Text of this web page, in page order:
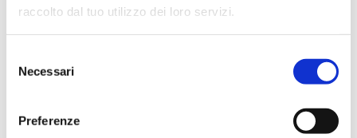
raccolto dal tuo utilizzo dei loro servizi.
delNecessari
Preferenze
In questo secondo appuntamento del ciclo Future Lab,
differenziato universo professionale che si apre dopo una
laurea in fisica. Attraverso il suo stile fresco e coinvolgente
Benzi mostrerà come la fisica non sia solo una disciplina
accademica, ma un potente strumento di lettura della